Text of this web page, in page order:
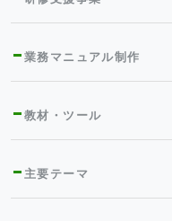
業務マニュアル制作
教材・ツール
主要テーマ